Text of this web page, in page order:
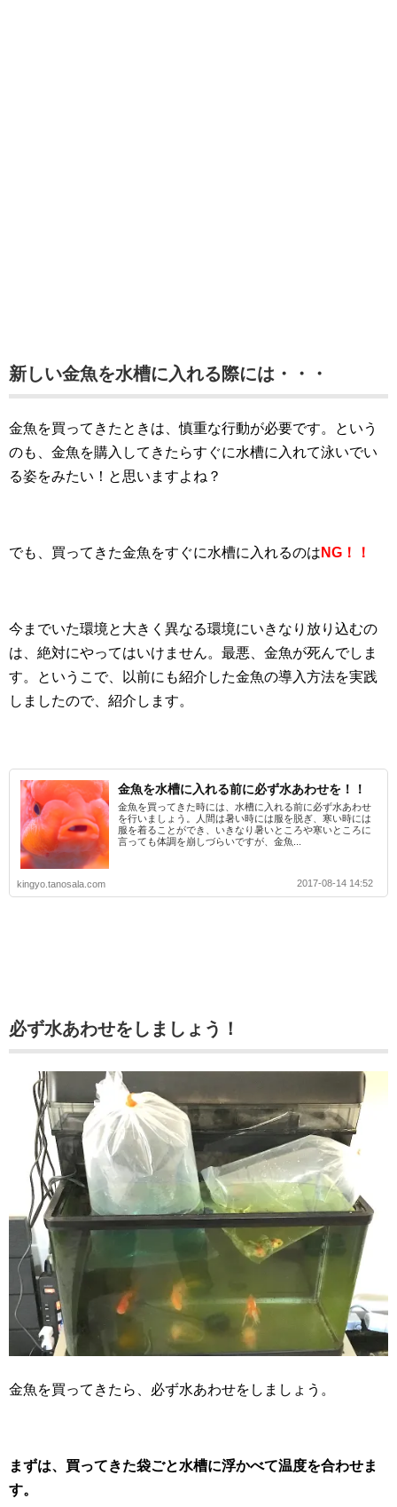
新しい金魚を水槽に入れる際には・・・
金魚を買ってきたときは、慎重な行動が必要です。という
のも、金魚を購入してきたらすぐに水槽に入れて泳いでい
る姿をみたい！と思いますよね？
でも、買ってきた金魚をすぐに水槽に入れるのは NG！！
今までいた環境と大きく異なる環境にいきなり放り込むの
は、絶対にやってはいけません。最悪、金魚が死んでしま
す。というこで、以前にも紹介した金魚の導入方法を実践
しましたので、紹介します。
金魚を水槽に入れる前に必ず水あわせを！！
金魚を買ってきた時には、水槽に入れる前に必ず水あわせ
を行いましょう。人間は暑い時には服を脱ぎ、寒い時には
服を着ることができ、いきなり暑いところや寒いところに
言っても体調を崩しづらいですが、金魚...
kingyo.tanosala.com 2017-08-14 14:52
必ず水あわせをしましょう！
金魚を買ってきたら、必ず水あわせをしましょう。
まずは、買ってきた袋ごと水槽に浮かべて温度を合わせま
す。